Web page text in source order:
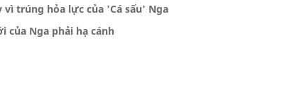
vì trúng hỏa lực của 'Cá sấu' Nga
của Nga phải hạ cánh